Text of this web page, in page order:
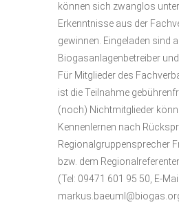
können sich zwanglos
Erkenntnisse aus der
gewinnen. Eingeladen sind
Biogasanlagenbetreiber
Für Mitglieder des
ist die Teilnahme
(noch) Nichtmitglieder
Kennenlernen nach
Regionalgruppensprecher
bzw. dem
(Tel: 09471 601 95 50, E-